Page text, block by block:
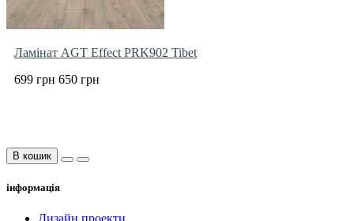
Ламінат AGT Effect PRK902 Tibet
699 грн 650 грн
В кошик
інформація
Дизайн проекти